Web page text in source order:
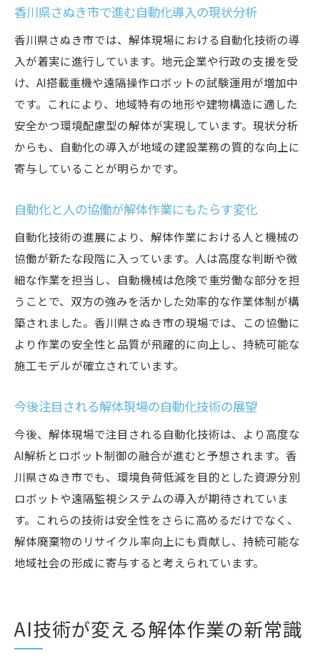
香川県さぬき市で進む自動化導入の現状分析
香川県さぬき市では、解体現場における自動化技術の導
入が着実に進行しています。地元企業や行政の支援を受
け、AI搭載重機や遠隔操作ロボットの試験運用が増加中
です。これにより、地域特有の地形や建物構造に適した
安全かつ環境配慮型の解体が実現しています。現状分析
からも、自動化の導入が地域の建設業務の質的な向上に
寄与していることが明らかです。
自動化と人の協働が解体作業にもたらす変化
自動化技術の進展により、解体作業における人と機械の
協働が新たな段階に入っています。人は高度な判断や微
細な作業を担当し、自動機械は危険で重労働な部分を担
うことで、双方の強みを活かした効率的な作業体制が構
築されました。香川県さぬき市の現場では、この協働に
より作業の安全性と品質が飛躍的に向上し、持続可能な
施工モデルが確立されています。
今後注目される解体現場の自動化技術の展望
今後、解体現場で注目される自動化技術は、より高度な
AI解析とロボット制御の融合が進むと予想されます。香
川県さぬき市でも、環境負荷低減を目的とした資源分別
ロボットや遠隔監視システムの導入が期待されていま
す。これらの技術は安全性をさらに高めるだけでなく、
解体廃棄物のリサイクル率向上にも貢献し、持続可能な
地域社会の形成に寄与すると考えられています。
AI技術が変える解体作業の新常識